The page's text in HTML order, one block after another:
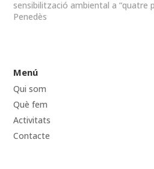
sensibilització ambiental a “quatre
Penedès
Menú
Qui som
Què fem
Activitats
Contacte